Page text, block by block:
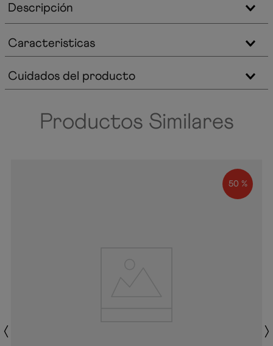
Descripción
Caracteristicas
Cuidados del producto
Productos Similares
50 %